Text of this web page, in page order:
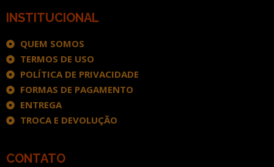
INSTITUCIONAL
QUEM SOMOS
TERMOS DE USO
POLÍTICA DE PRIVACIDADE
FORMAS DE PAGAMENTO
ENTREGA
TROCA E DEVOLUÇÃO
CONTATO